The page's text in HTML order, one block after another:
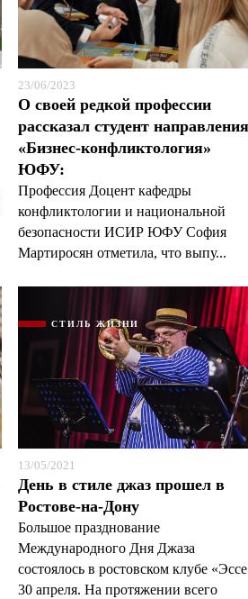
23/06/2023
О своей редкой профессии
рассказал студент
«Бизнес-конфликтология»
ЮФУ:
Профессия Доцент кафедры
конфликтологии и национальной
безопасности ИСИР ЮФУ София
Мартиросян отметила, что выпу...
СТИЛЬ ЖИЗНИ
13/05/2021
День в стиле джаз прошел в
Ростове-на-Дону
Большое празднование
Международного Дня Джаза
состоялось в ростовском клубе
30 апреля. На протяжении всего